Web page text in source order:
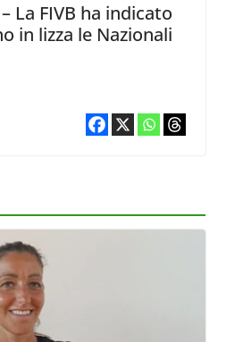
La FIVB ha indicato
in lizza le Nazionali